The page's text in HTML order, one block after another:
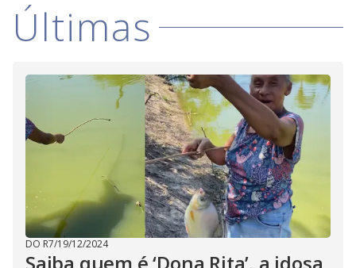
Últimas
DO R7/19/12/2024